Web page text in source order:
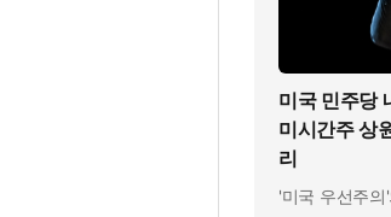
미국 민주당
미시간주 상
리
'미국 우선주